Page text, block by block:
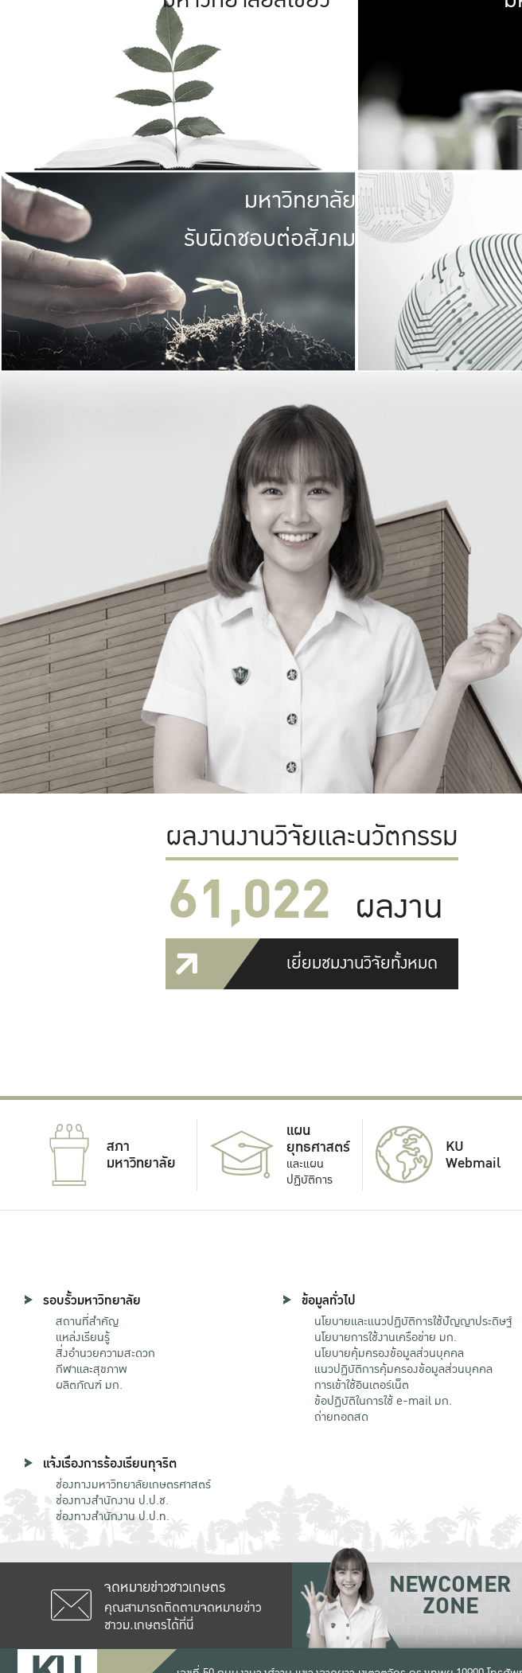
มหาวิทยาลัย
รับผิดชอบต่อสังคม
ผลงานงานวิจัยและนวัตกรรม
61,022 ผลงาน
เยี่ยมชมงานวิจัยทั้งหมด
สภา
มหาวิทยาลัย
แผน
ยุทธศาสตร์
และแผน
ปฏิบัติการ
KU
Webmail
รอบรั้วมหาวิทยาลัย
สถานที่สำคัญ
แหล่งเรียนรู้
สิ่งอำนวยความสะดวก
กีฬาและสุขภาพ
ผลิตภัณฑ์ มก.
ข้อมูลทั่วไป
นโยบายและแนวปฏิบัติการใช้ปัญญาประดิษฐ์
นโยบายการใช้งานเครือข่าย มก.
นโยบายคุ้มครองข้อมูลส่วนบุคคล
แนวปฏิบัติการคุ้มครองข้อมูลส่วนบุคคล
การเข้าใช้อินเตอร์เน็ต
ข้อปฏิบัติในการใช้ e-mail มก.
ถ่ายทอดสด
แจ้งเรื่องการร้องเรียนทุจริต
ช่องทางมหาวิทยาลัยเกษตรศาสตร์
ช่องทางสำนักงาน ป.ป.ช.
ช่องทางสำนักงาน ป.ป.ท.
จดหมายข่าวชาวเกษตร
คุณสามารถติดตามจดหมายข่าว
ชาวม.เกษตรได้ที่นี่
NEWCOMER
ZONE